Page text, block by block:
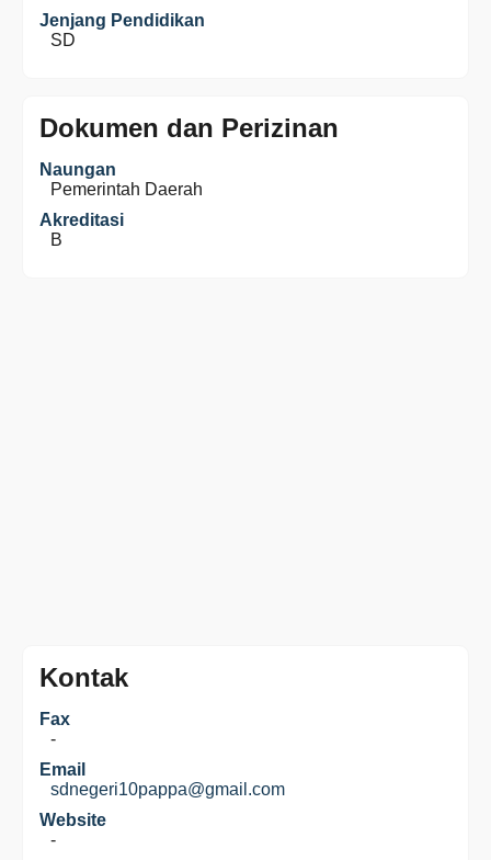
Jenjang Pendidikan
SD
Dokumen dan Perizinan
Naungan
Pemerintah Daerah
Akreditasi
B
Kontak
Fax
-
Email
sdnegeri10pappa@gmail.com
Website
-